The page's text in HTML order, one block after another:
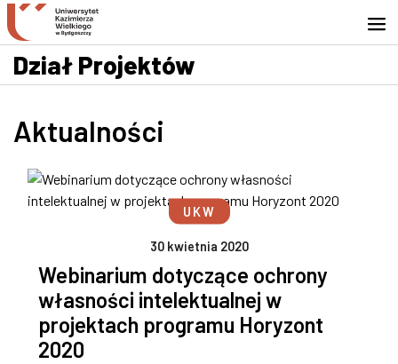
Przejdź do wyszukiwarki
Przejdź do treści
Przejdź do stopki - Kontakt
Dział Projektów
Aktualności
UKW
30 kwietnia 2020
Webinarium dotyczące ochrony
własności intelektualnej w
projektach programu Horyzont
2020